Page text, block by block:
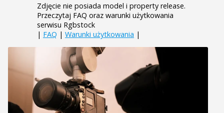
Zdjęcie nie posiada model i property release.
Przeczytaj FAQ oraz warunki użytkowania
serwisu Rgbstock
| FAQ | Warunki użytkowania |